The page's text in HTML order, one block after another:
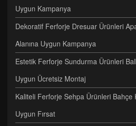
Uygun Kampanya
Dekoratif Ferforje Dresuar Ürünleri
Alanına Uygun Kampanya
Estetik Ferforje Sundurma Ürünleri
Uygun Ücretsiz Montaj
Kaliteli Ferforje Sehpa Ürünleri Bahçe
Uygun Fırsat